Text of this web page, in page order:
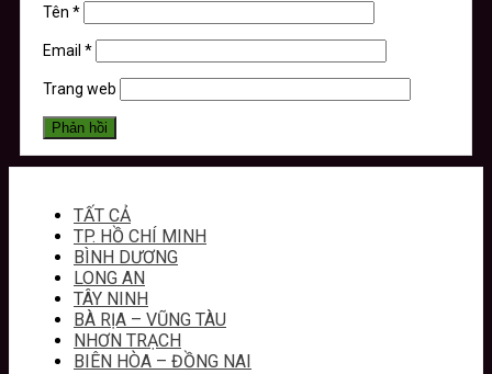
Tên *
Email *
Trang web
TẤT CẢ
TP. HỒ CHÍ MINH
BÌNH DƯƠNG
LONG AN
TÂY NINH
BÀ RỊA – VŨNG TÀU
NHƠN TRẠCH
BIÊN HÒA – ĐỒNG NAI